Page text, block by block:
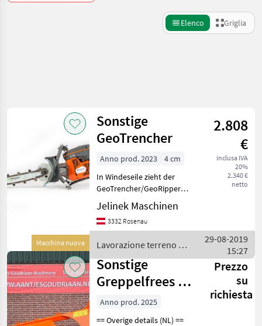
Elenco Griglia
Categoria 3 Paese Filtri
PERCORSO
ATTUALE
Terreno
SCEGLI
CATEGORIA
Sonstige
10
Reimposta
Mostra
17
risultati
Macchina nuova
Sonstige
GeoTrencher
2.808
€
inclusa IVA
20%
2.340 €
netto
Anno prod. 2023
4 cm
In Windeseile zieht der
GeoTrencher/GeoRipper
seine schmalen Gräben
durch den Garten. Er ist
Quasi Schaufel und Spaten
fast jede Boden
Jelinek Maschinen
3332 Rosenau
Lavorazione terreno /
Sonstige
29-08-2019
15:27
Sonstige
Greppelfrees TK
25
Prezzo
su
richiesta
Anno prod. 2025
== Overige details (NL) ==